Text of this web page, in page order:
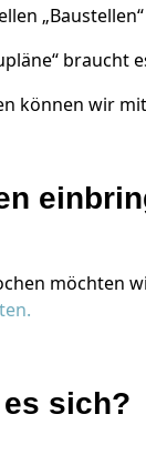
braucht
können wir
möchten
sich?